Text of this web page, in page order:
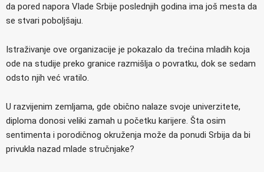
da pored napora Vlade Srbije poslednjih godina ima još mesta da
se stvari poboljšaju.
Istraživanje ove organizacije je pokazalo da trećina mladih koja
ode na studije preko granice razmišlja o povratku, dok se sedam
odsto njih već vratilo.
U razvijenim zemljama, gde obično nalaze svoje univerzitete,
diploma donosi veliki zamah u početku karijere. Šta osim
sentimenta i porodičnog okruženja može da ponudi Srbija da bi
privukla nazad mlade stručnjake?